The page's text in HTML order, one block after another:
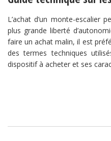
L’achat d’un monte-escalier
plus grande liberté
faire un achat malin, il est
des termes techniques
dispositif à acheter et ses